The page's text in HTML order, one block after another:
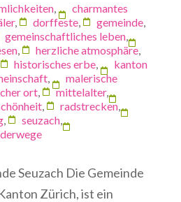
charmantes
, dorffeste gemeinde
gemeinschaftliches leben
herzliche atmosphäre
historisches erbe
kanton
malerische
ort mittelalter,
radstrecken
seuzach
Seuzach Die Gemeinde
Zürich, ist ein